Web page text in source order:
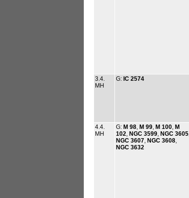
3.4.
MH
G: IC 2574
4.4.
MH
G: M 98 M 99 M 100 M
102 NGC 3599 NGC 3605
NGC 3607 NGC 3608
NGC 3632